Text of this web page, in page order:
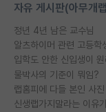
자유 게시판(아무개
정년 4년 남은 교수님
알츠하이머 관련 고등학
입학도 안한 신입생이
물박사의 기준이 뭐임?
랩홈피에 다들 본인 사
신생랩가지말라는 이유